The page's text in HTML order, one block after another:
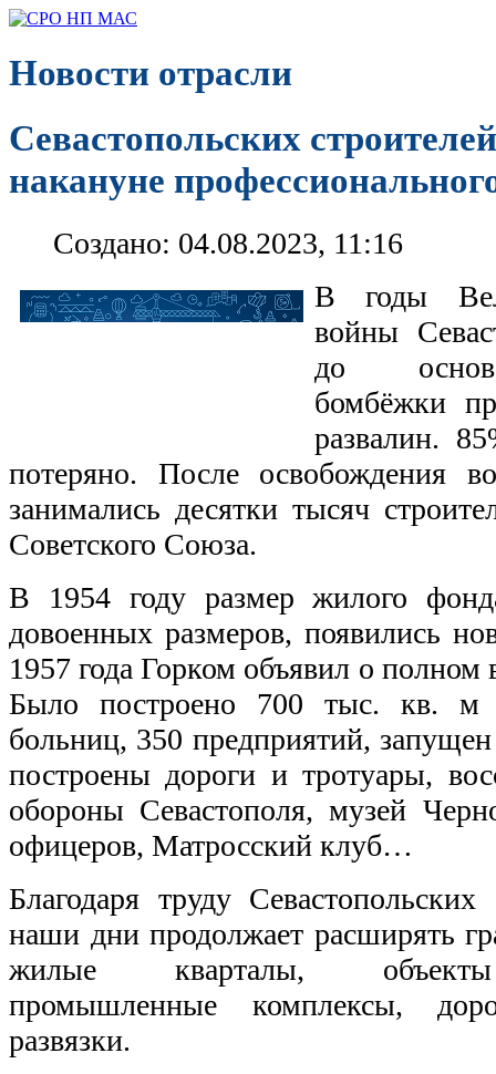
Новости отрасли
Севастопольских
накануне
Создано: 04.08.2023, 11:16
В годы
войны
до
бомбёжки
развалин.
потеряно. После освобождения
занимались десятки тысяч
Советского Союза.
В 1954 году размер жилого
довоенных размеров, появились
1957 года Горком объявил о полном
Было построено 700 тыс. кв.
больниц, 350 предприятий, запущен
построены дороги и тротуары,
обороны Севастополя, музей
офицеров, Матросский клуб…
Благодаря труду
наши дни продолжает расширять
жилые кварталы, объекты
промышленные комплексы,
развязки.